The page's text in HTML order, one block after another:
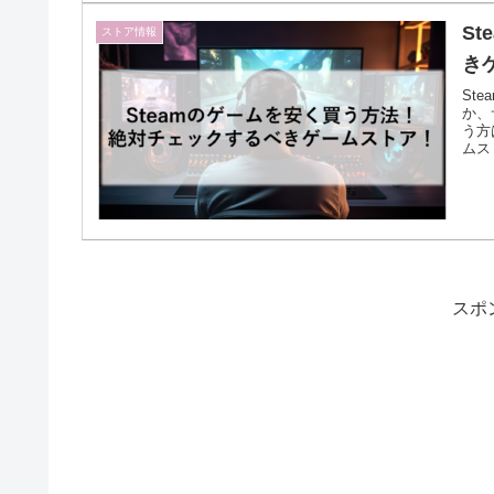
ストア情報
き
か
う
ム
スポ